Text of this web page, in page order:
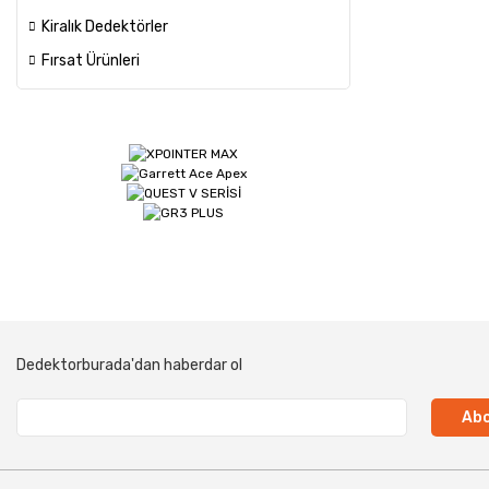
Kiralık Dedektörler
Fırsat Ürünleri
Dedektorburada'dan haberdar ol